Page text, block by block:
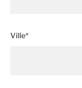
Ville*